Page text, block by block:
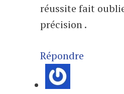
réussite fait
précision .
Répondre